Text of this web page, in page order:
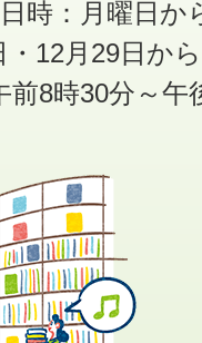
時：月曜日か
・12月29日か
前8時30分～午